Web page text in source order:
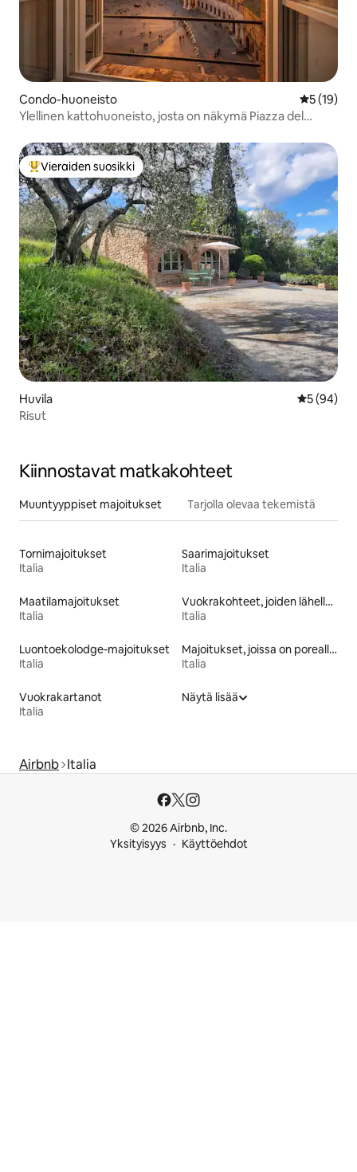
Condo-huoneisto
5 (19)
Ylellinen kattohuoneisto, josta on näkymä Piazza del
Vieraiden suosikkien parhaimmistoa
Vieraiden suosikki
Huvila
5 (94)
Risut
Kiinnostavat matkakohteet
Muuntyyppiset majoitukset Tarjolla olevaa tekemistä
Tornimajoitukset
Italia
Saarimajoitukset
Italia
Maatilamajoitukset
Italia
Vuokrakohteet, joiden lähellä on rinne tai latu
Italia
Luontoekolodge-majoitukset
Italia
Majoitukset, joissa on poreallas
Italia
Vuokrakartanot
Italia
Näytä lisää
Airbnb Italia
© 2026 Airbnb, Inc.
Yksityisyys
Käyttöehdot